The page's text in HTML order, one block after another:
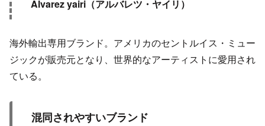
Alvarez yairi（アルバレツ・ヤイリ）
海外輸出専用ブランド。アメリカのセントルイス・ミュー
ジックが販売元となり、世界的なアーティストに愛用され
ている。
混同されやすいブランド